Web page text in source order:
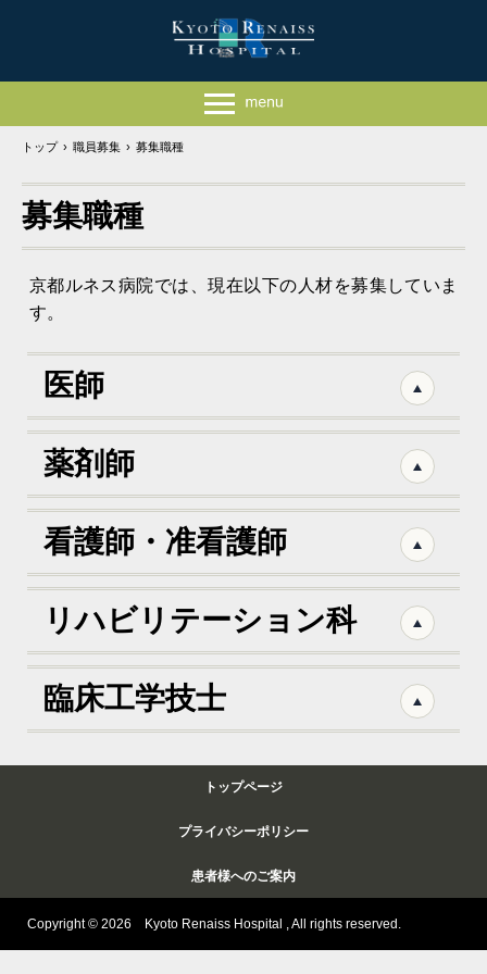
トップ › 職員募集 › 募集職種
募集職種
京都ルネス病院では、現在以下の人材を募集していま
す。
医師
薬剤師
看護師・准看護師
リハビリテーション科
臨床工学技士
トップページ
プライバシーポリシー
患者様へのご案内
Copyright © 2026 Kyoto Renaiss Hospital , All rights reserved.